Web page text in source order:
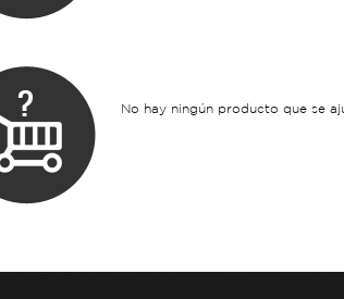
No hay ningún producto que se